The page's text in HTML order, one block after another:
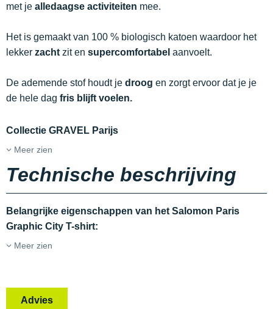
met je alledaagse activiteiten mee.
Het is gemaakt van 100 % biologisch katoen waardoor het
lekker zacht zit en supercomfortabel aanvoelt.
De ademende stof houdt je droog en zorgt ervoor dat je je
de hele dag fris blijft voelen.
Collectie GRAVEL Parijs
Meer zien
Technische beschrijving
Belangrijke eigenschappen van het Salomon Paris
Graphic City T-shirt:
Meer zien
Advies